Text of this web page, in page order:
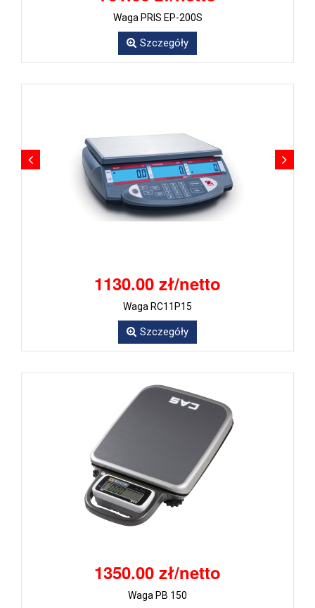
Waga PRIS EP-200S
Szczegóły
1130.00 zł/netto
Waga RC11P15
Szczegóły
1350.00 zł/netto
Waga PB 150